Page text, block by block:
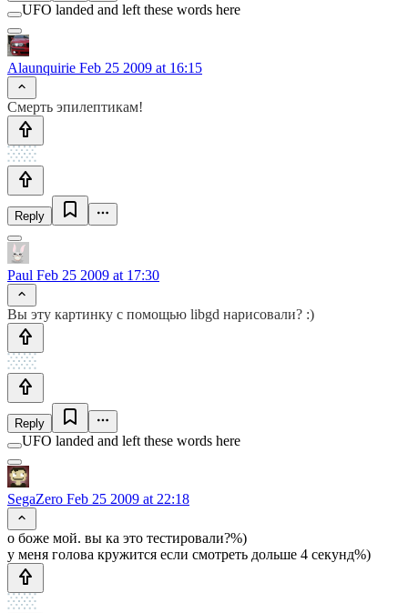
UFO landed and left these words here
Alaunquirie Feb 25 2009 at 16:15
Смерть эпилептикам!
Reply
Paul Feb 25 2009 at 17:30
Вы эту картинку с помощью libgd нарисовали? :)
Reply
UFO landed and left these words here
SegaZero Feb 25 2009 at 22:18
о боже мой. вы ка это тестировали?%)
у меня голова кружится если смотреть дольше 4 секунд%)